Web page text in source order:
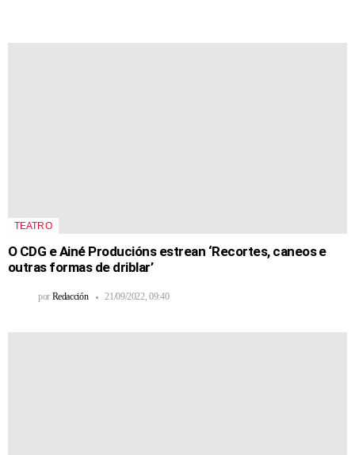
TEATRO
O CDG e Ainé Producións estrean ‘Recortes, caneos e
outras formas de driblar’
por Redacción 21/09/2022, 09:40